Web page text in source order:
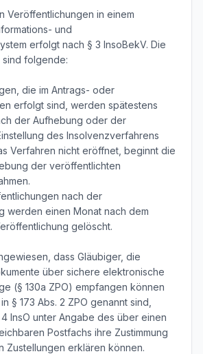
Veröffentlichungen in einem
und
erfolgt nach § 3 InsoBekV. Die
sind folgende:
die im Antrags- oder
erfolgt sind, werden spätestens
der Aufhebung oder der
des Insolvenzverfahrens
Verfahren nicht eröffnet, beginnt die
der veröffentlichten
nach der
werden einen Monat nach dem
gelöscht.
dass Gläubiger, die
über sichere elektronische
(§ 130a ZPO) empfangen können
§ 173 Abs. 2 ZPO genannt sind,
InsO unter Angabe des über einen
Postfachs ihre Zustimmung
Zustellungen erklären können.